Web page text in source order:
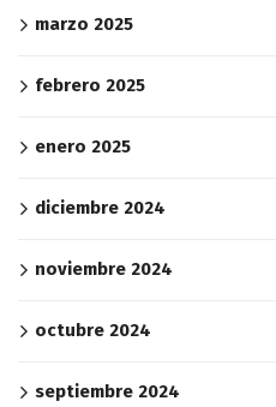
marzo 2025
febrero 2025
enero 2025
diciembre 2024
noviembre 2024
octubre 2024
septiembre 2024